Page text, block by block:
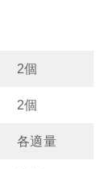
2個
2個
各適量